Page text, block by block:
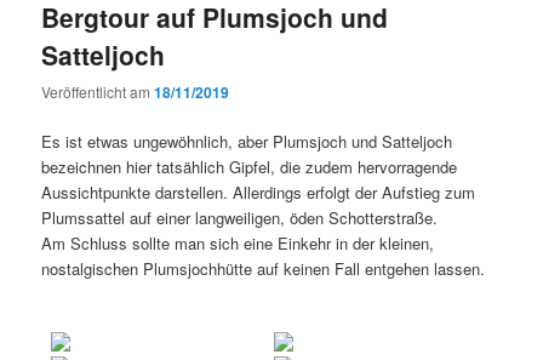
Bergtour auf Plumsjoch und
Satteljoch
Veröffentlicht am18/11/2019
Es ist etwas ungewöhnlich, aber Plumsjoch und Satteljoch
bezeichnen hier tatsählich Gipfel, die zudem hervorragende
Aussichtpunkte darstellen. Allerdings erfolgt der Aufstieg zum
Plumssattel auf einer langweiligen, öden Schotterstraße.
Am Schluss sollte man sich eine Einkehr in der kleinen,
nostalgischen Plumsjochhütte auf keinen Fall entgehen lassen.